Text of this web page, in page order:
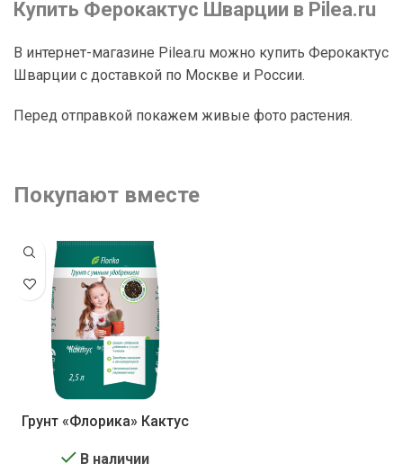
Купить Ферокактус Шварции в Pilea.ru
В интернет-магазине Pilea.ru можно купить Ферокактус
Шварции с доставкой по Москве и России.
Перед отправкой покажем живые фото растения.
Покупают вместе
Грунт «Флорика» Кактус
В наличии